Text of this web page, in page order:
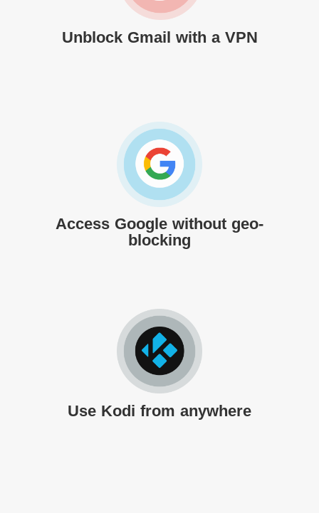
Unblock Gmail with a VPN
Access Google without geo-
blocking
Use Kodi from anywhere